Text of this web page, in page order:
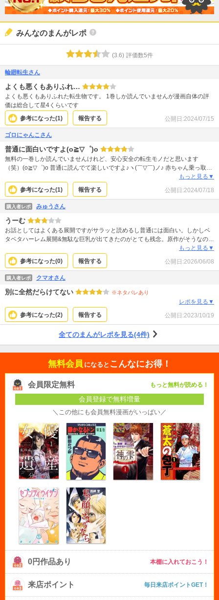
みんなのまんがレポ
(3.6) 評価数5件
輪廻転生さん
よくも悪くもありふれ…
よくも悪くもありふれた転生物です。 1巻しか読んでいませんが漫画自体の評
価は総合して星4くらいです
参考になった(1) 報告する 公開日:2024/07/15
ゴロにゃんこさん
普通に面白いですよ(o≧▽゜)o
無料の一巻しか読んでいませんけれど、安心安全の転生モノだと思います
（笑）(o≧▽゜)o 普通に読んでて楽しいですよ♪ヽ(￣▽￣)ノ♪ 赤ちゃん乗っ取り
もっと見る▼
参考になった(1) 報告する 公開日:2024/07/18
購入者レポ みゅうさん
うーむ
お話としてはよくある展開ですがサラッと読めるし普通には面白い。しかしベ
タベタハーレム展開&無駄な巨乳が出てきたのがとても残念。原作がそうなのだ
ろうか？それともオッパイデカければ男性釣れると言う認識は編集者の意向で
しょうか？それは大間違いです。それから漫画担当の絵師さま、絵が不安定な
の気になります。折角魅力的なキャラクターなので是非もう少しデッサンお勉
強して下さればさらに魅力的な人物達になると思います。
もっと見る▼
参考になった(0) 報告する 公開日:2026/06/08
購入者レポ クマオさん
別に全然だらけてない ※ネタバレあり
レポを見る▼
参考になった(2) 報告する 公開日:2023/10/19
全てのまんがレポを見る(4件)
無料会員 になると こんなにお得！
会員限定無料 もっと無料が読める！
会員登録で無料増量
＼この他にも会員無料漫画がいっぱい／
0円作品あり 本棚に入れておこう！
来店ポイント 毎日来店ポイントGET！